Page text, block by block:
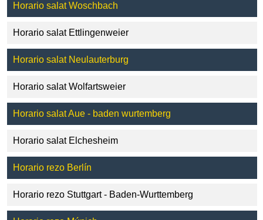
Horario salat Woschbach
Horario salat Ettlingenweier
Horario salat Neulauterburg
Horario salat Wolfartsweier
Horario salat Aue - baden wurtemberg
Horario salat Elchesheim
Horario rezo Berlín
Horario rezo Stuttgart - Baden-Wurttemberg